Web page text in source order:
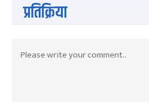
प्रतिक्रिया